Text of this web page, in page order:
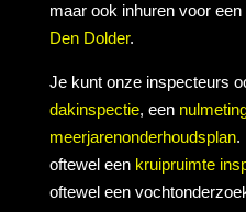
maar ook inhuren voor een
Den Dolder.
Je kunt onze inspecteurs
dakinspectie, een
meerjarenonderhoudsplan.
oftewel een kruipruimte
oftewel een